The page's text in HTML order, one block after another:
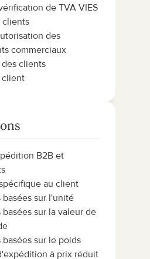
de TVA VIES
clients
des
commerciaux
clients
client
B2B et
au client
sur l'unité
sur la valeur de
sur le poids
à prix réduit